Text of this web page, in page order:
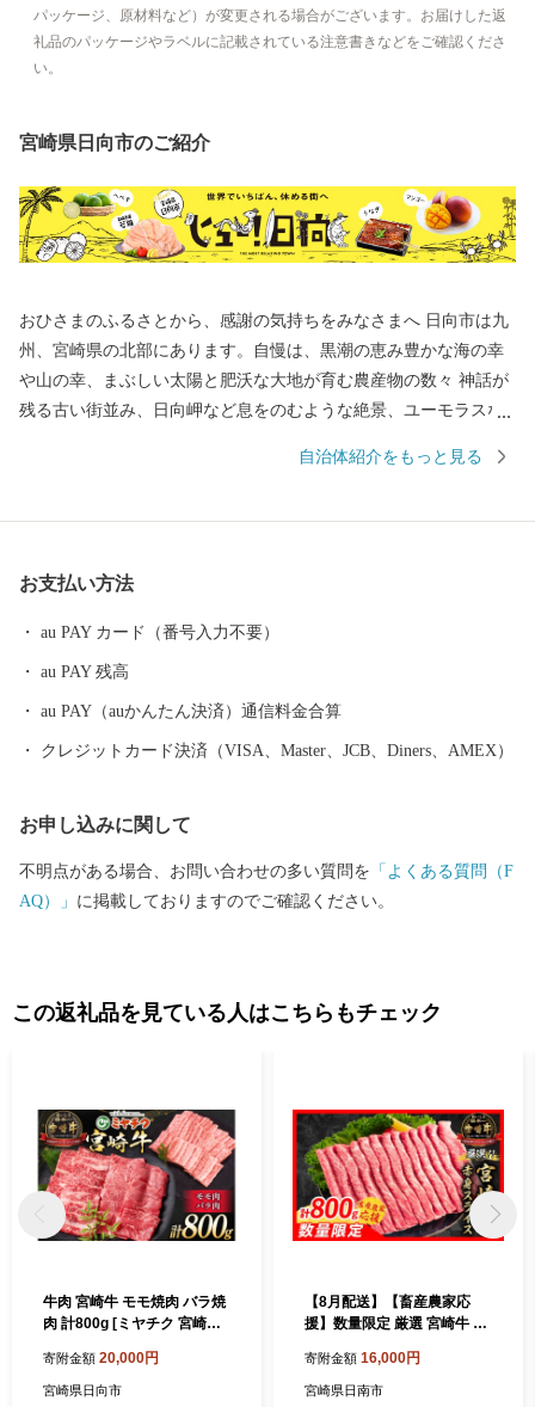
パッケージ、原材料など）が変更される場合がございます。お届けした返
礼品のパッケージやラベルに記載されている注意書きなどをご確認くださ
い。
宮崎県日向市のご紹介
おひさまのふるさとから、感謝の気持ちをみなさまへ 日向市は九
州、宮崎県の北部にあります。自慢は、黒潮の恵み豊かな海の幸
や山の幸、まぶしい太陽と肥沃な大地が育む農産物の数々 神話が
残る古い街並み、日向岬など息をのむような絶景、ユーモラスな
年始のお問い合わせにはお応え出来ません。 【受領証明書および
ます。 【申請書ご提出先】 〒855-0076 長崎県島原市上折橋町
甲1615-1 宮崎県日向市ふるさと納税 ワンストップ特例申請受
付窓口 ※申請後に、氏名や住所変更等が生じた場合は別途届出が
ページ https://mypg.jp ※「オンライン申請」には、マイナン
込みのキャンセル、返礼品の変更・返品はできません。ご了承く
自治体紹介をもっと見る
お支払い方法
au PAY カード（番号入力不要）
au PAY 残高
au PAY（auかんたん決済）通信料金合算
クレジットカード決済（VISA、Master、JCB、Diners、AMEX）
お申し込みに関して
不明点がある場合、お問い合わせの多い質問を 「よくある質問（F
AQ）」 に掲載しておりますのでご確認ください。
この返礼品を見ている人はこちらもチェック
牛肉 宮崎牛 モモ焼肉 バラ焼
肉 計800g [ミヤチク 宮崎県
バラ 焼肉 冷凍
寄附金額 20,000円
宮崎県日向市
【8月配送】【畜産農家応
援】数量限定 厳選 宮崎牛 赤
産 すき焼き BBQ 人気 黒毛
和牛 肩ウデ モモ しゃぶしゃ
寄附金額 16,000円
宮崎県日南市